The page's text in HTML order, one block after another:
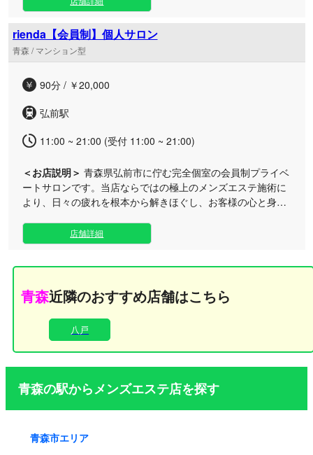
をゆったりと包み込むように丁寧に解きほぐしていきます。
当店は出張（派遣型）サービスとなっており、青森市内のビ
ジネスホテルやラブホテルなど、お客様のご指定の場所へ迅
速にお伺いいたします。ご宿泊中や出張の際、移動のプロの
性だけでなく、女性のお客様のご利用も大歓迎です。日常の
い。セラピスト一同、皆様からのご依頼を心よりお待ちして
おります。
rienda【会員制】個人サロン
青森 / マンション型
90分 / ￥20,000
弘前駅
11:00 ~ 21:00 (受付 11:00 ~ 21:00)
＜お店説明＞ 青森県弘前市に佇む完全個室の会員制プライベ
ートサロンです。当店ならではの極上のメンズエステ施術に
より、日々の疲れを根本から解きほぐし、お客様の心と身体
家のような極上のプライベート空間で、リンパマッサージや
オイル施術、指圧など、お好みに合わせた丁寧なもみほぐし
ご利用や出勤リクエストも、どうぞお気軽にご相談ください
ませ。 ※当店は会員制の高級店として、お客様に安心・安全
な環境を提供するため、初回ご利用時に「顔写真付き身分証
明書のコピー」および「誓約書へのご署名」を必須とさせて
いただいております。何卒ご理解とご協力のほどよろしくお
店舗詳細
青森近隣のおすすめ店舗はこちら
八戸
青森の駅からメンズエステ店を探す
青森市エリア